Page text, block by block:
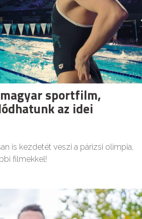
sportfilm,
az idei
is kezdetét veszi a párizsi olimpia,
filmekkel!